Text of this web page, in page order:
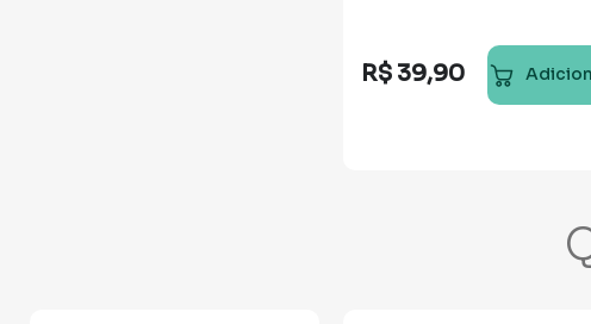
R$ 39,90